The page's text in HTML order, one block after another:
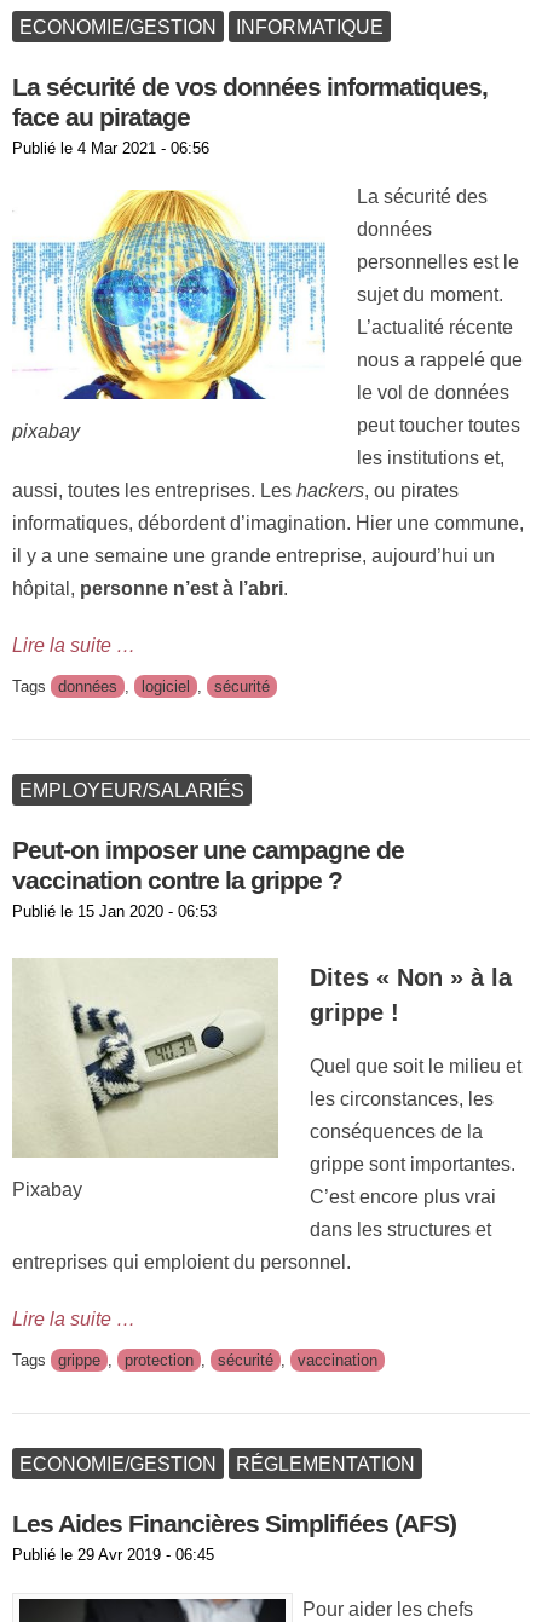
ECONOMIE/GESTION INFORMATIQUE
La sécurité de vos données informatiques,
face au piratage
Publié le 4 Mar 2021 - 06:56
pixabay
La sécurité des
données
personnelles est le
sujet du moment.
L’actualité récente
nous a rappelé que
le vol de données
peut toucher toutes
les institutions et,
aussi, toutes les entreprises. Les hackers, ou pirates
informatiques, débordent d’imagination. Hier une commune,
il y a une semaine une grande entreprise, aujourd’hui un
hôpital, personne n’est à l’abri.
Lire la suite …
Tags données , logiciel , sécurité
EMPLOYEUR/SALARIÉS
Peut-on imposer une campagne de
vaccination contre la grippe ?
Publié le 15 Jan 2020 - 06:53
Pixabay
Dites « Non » à la
grippe !
Quel que soit le milieu et
les circonstances, les
conséquences de la
grippe sont importantes.
C’est encore plus vrai
dans les structures et
entreprises qui emploient du personnel.
Lire la suite …
Tags grippe , protection , sécurité , vaccination
ECONOMIE/GESTION RÉGLEMENTATION
Les Aides Financières Simplifiées (AFS)
Publié le 29 Avr 2019 - 06:45
Pour aider les chefs